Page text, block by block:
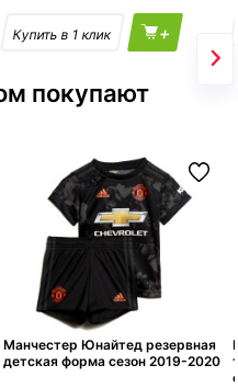
+
покупают
Манчестер Юнайтед резервная
детская форма сезон 2019-2020